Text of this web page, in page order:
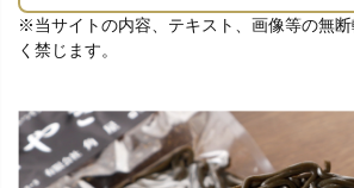
※当サイトの内容、テキスト、画像等の無
く禁じます。